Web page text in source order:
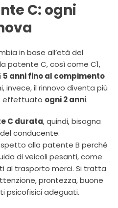
C: ogni
in base all’età del
patente C, così come C1,
5 anni fino al compimento
invece, il rinnovo diventa più
effettuato ogni 2 anni.
C durata, quindi, bisogna
conducente.
alla patente B perché
di veicoli pesanti, come
al trasporto merci. Si tratta
prontezza, buone
psicofisici adeguati.